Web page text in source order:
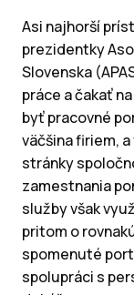
Asi najhorší
prezidentky
Slovenska
práce a čakať
byť pracovné
väčšina firiem,
stránky
zamestnania
služby však
pritom o
spomenuté
spolupráci s